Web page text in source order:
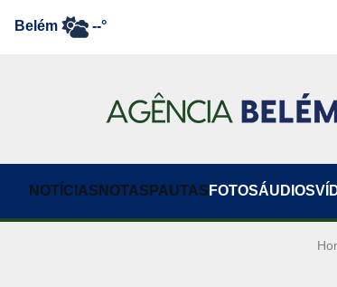
Belém --°
NOTÍCIAS NOTAS PAUTAS FOTOSÁUDIOS